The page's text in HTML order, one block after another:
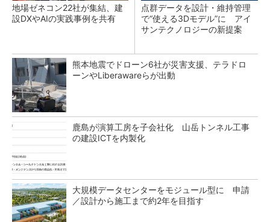
地場ゼネコン22社が集結、建
設DXやAIの実践事例を共有
点群データを設計・維持管理
で“使える3Dモデル”に アイ
サンテクノロジーの新提案
熊本地震でドローン6社が災害支援、テラドロ
ーンやLiberawareらが出動
鹿島が演算工房を子会社化 山岳トンネル工事
の建設ICTを内製化
大規模データセンターをモジュール型に 申請
／設計から施工まで約2年を目指す